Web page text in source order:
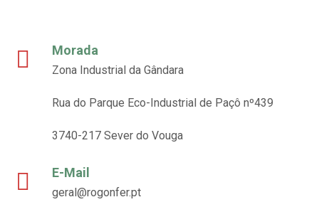
Morada
Zona Industrial da Gândara
Rua do Parque Eco-Industrial de Paçô nº439
3740-217 Sever do Vouga
E-Mail
geral@rogonfer.pt